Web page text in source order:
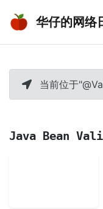
华仔的网络
当前位于
Java Bean